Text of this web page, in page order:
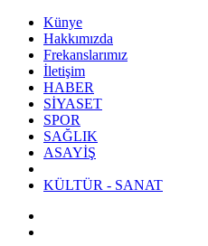
Künye
Hakkımızda
Frekanslarımız
İletişim
HABER
SİYASET
SPOR
SAĞLIK
ASAYİŞ
KÜLTÜR - SANAT